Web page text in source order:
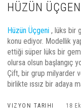
HÜZÜN
Hüzün Üçgeni , lüks bir
konu ediyor. Modellik
ettiği süper lüks bir
olursa olsun başlangıç
Çift, bir grup milyarder
birlikte ıssız bir adaya
VIZYON TARIHI 18